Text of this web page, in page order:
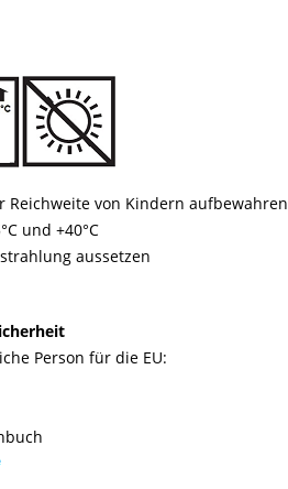
Reichweite von Kindern aufbewahren
und +40°C
aussetzen
Person für die EU: